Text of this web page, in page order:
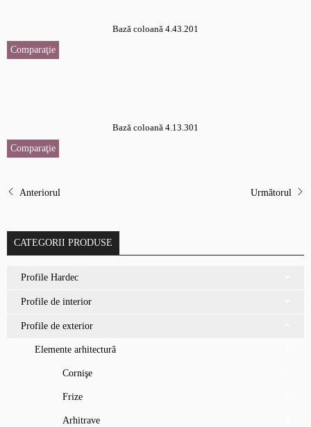
Bază coloană 4.43.201
Comparaţie
Bază coloană 4.13.301
Comparaţie
Anteriorul Următorul
CATEGORII PRODUSE
Profile Hardec
Profile de interior
Profile de exterior
Elemente arhitectură
Cornişe
Frize
Arhitrave